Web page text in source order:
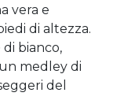
vera e
di altezza.
bianco,
medley di
del